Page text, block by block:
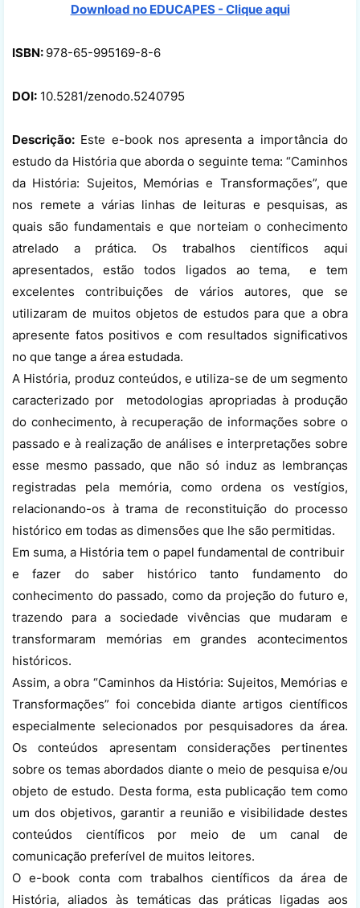
Download no EDUCAPES - Clique aqui
ISBN: 978-65-995169-8-6
DOI: 10.5281/zenodo.5240795
Descrição: Este e-book nos apresenta a importância do
estudo da História que aborda o seguinte tema: “Caminhos
da História: Sujeitos, Memórias e Transformações”, que
nos remete a várias linhas de leituras e pesquisas, as
quais são fundamentais e que norteiam o conhecimento
atrelado a prática. Os trabalhos científicos aqui
apresentados, estão todos ligados ao tema, e tem
excelentes contribuições de vários autores, que se
utilizaram de muitos objetos de estudos para que a obra
apresente fatos positivos e com resultados significativos
no que tange a área estudada.
A História, produz conteúdos, e utiliza-se de um segmento
caracterizado por metodologias apropriadas à produção
do conhecimento, à recuperação de informações sobre o
passado e à realização de análises e interpretações sobre
esse mesmo passado, que não só induz as lembranças
registradas pela memória, como ordena os vestígios,
relacionando-os à trama de reconstituição do processo
histórico em todas as dimensões que lhe são permitidas.
Em suma, a História tem o papel fundamental de contribuir
e fazer do saber histórico tanto fundamento do
conhecimento do passado, como da projeção do futuro e,
trazendo para a sociedade vivências que mudaram e
transformaram memórias em grandes acontecimentos
históricos.
Assim, a obra “Caminhos da História: Sujeitos, Memórias e
Transformações” foi concebida diante artigos científicos
especialmente selecionados por pesquisadores da área.
Os conteúdos apresentam considerações pertinentes
sobre os temas abordados diante o meio de pesquisa e/ou
objeto de estudo. Desta forma, esta publicação tem como
um dos objetivos, garantir a reunião e visibilidade destes
conteúdos científicos por meio de um canal de
comunicação preferível de muitos leitores.
O e-book conta com trabalhos científicos da área de
História, aliados às temáticas das práticas ligadas aos